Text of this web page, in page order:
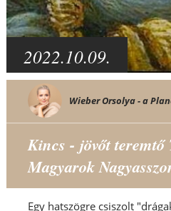
2022.10.09.
Wieber Orsolya - a
Kincs - jövőt teremtő
Magyarok
Egy hatszögre csiszolt